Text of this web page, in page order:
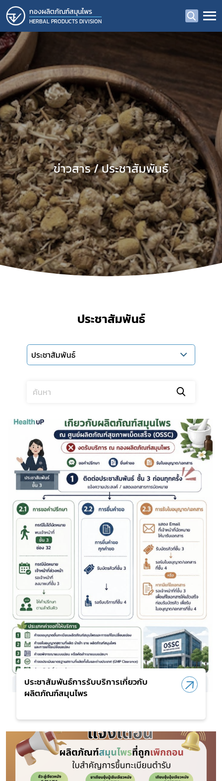
กองผลิตภัณฑ์สมุนไพร
HERBAL PRODUCTS DIVISION
ข่าวสาร / ประชาสัมพันธ์
ประชาสัมพันธ์
ประชาสัมพันธ์
ประชาสัมพันธ์การรับบริการเกี่ยวกับ
ผลิตภัณฑ์สมุนไพร